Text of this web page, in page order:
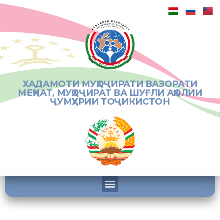
ХАДАМОТИ МУҲОҶИРАТИ ВАЗОРАТИ
МЕҲНАТ, МУҲОҶИРАТ ВА ШУҒЛИ АҲОЛИИ
ҶУМҲУРИИ ТОҶИКИСТОН